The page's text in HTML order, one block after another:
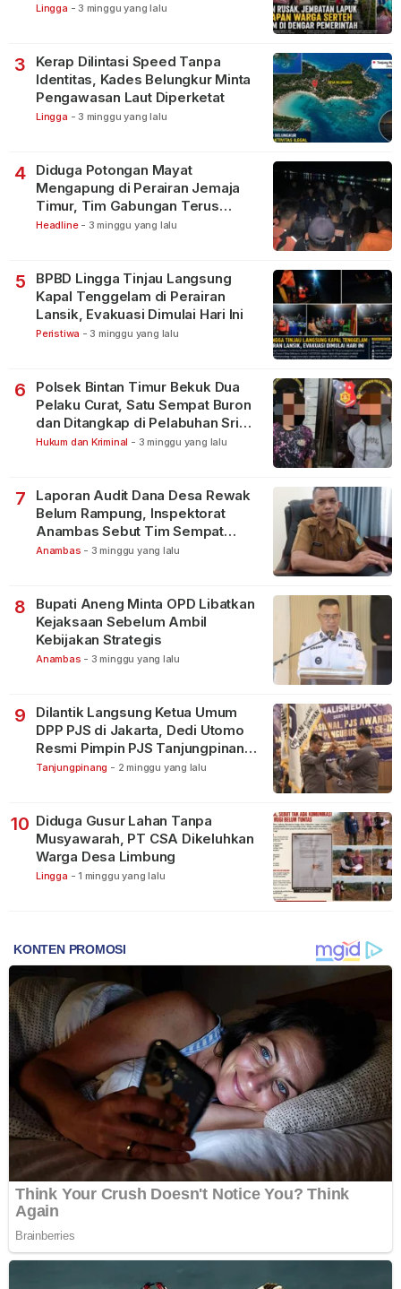
Lingga - 3 minggu yang lalu
3
Kerap Dilintasi Speed Tanpa
Identitas, Kades Belungkur Minta
Pengawasan Laut Diperketat
Lingga - 3 minggu yang lalu
4
Diduga Potongan Mayat
Mengapung di Perairan Jemaja
Timur, Tim Gabungan Terus
Lakukan Pencarian
Headline - 3 minggu yang lalu
5
BPBD Lingga Tinjau Langsung
Kapal Tenggelam di Perairan
Lansik, Evakuasi Dimulai Hari Ini
Peristiwa - 3 minggu yang lalu
6
Polsek Bintan Timur Bekuk Dua
Pelaku Curat, Satu Sempat Buron
dan Ditangkap di Pelabuhan Sri
Bintan Pura
Hukum dan Kriminal - 3 minggu yang lalu
7
Laporan Audit Dana Desa Rewak
Belum Rampung, Inspektorat
Anambas Sebut Tim Sempat
Terbagi Tangani Kasus Lain
Anambas - 3 minggu yang lalu
8
Bupati Aneng Minta OPD Libatkan
Kejaksaan Sebelum Ambil
Kebijakan Strategis
Anambas - 3 minggu yang lalu
9
Dilantik Langsung Ketua Umum
DPP PJS di Jakarta, Dedi Utomo
Resmi Pimpin PJS Tanjungpinang-
Bintan
Tanjungpinang - 2 minggu yang lalu
10 Diduga Gusur Lahan Tanpa
Musyawarah, PT CSA Dikeluhkan
Warga Desa Limbung
Lingga - 1 minggu yang lalu